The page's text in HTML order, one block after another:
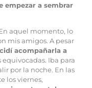
empezar a sembrar
aquel momento, lo
mis amigos. A pesar
acompañarla a
equivocadas. Iba para
por la noche. En las
los viernes,